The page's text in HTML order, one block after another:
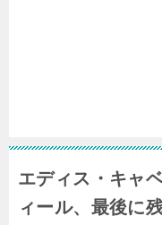
エディス・キャ
ィール、最後に